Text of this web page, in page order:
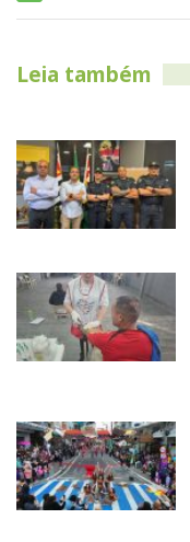
Leia também